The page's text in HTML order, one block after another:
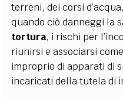
terreni, dei corsi
quando ciò danneggi la
tortura, i rischi per
riunirsi e associarsi
improprio di apparati di
incaricati della tutela di